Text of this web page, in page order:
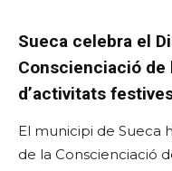
Sueca celebra el
Conscienciació de
d’activitats
El municipi de Sueca
de la Conscienciació